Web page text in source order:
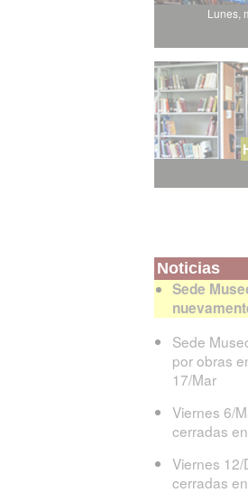
Lunes,
Noticias
Sede
Sede
por obras
17/Mar
Viernes 6/
cerradas
Viernes 12/
cerradas